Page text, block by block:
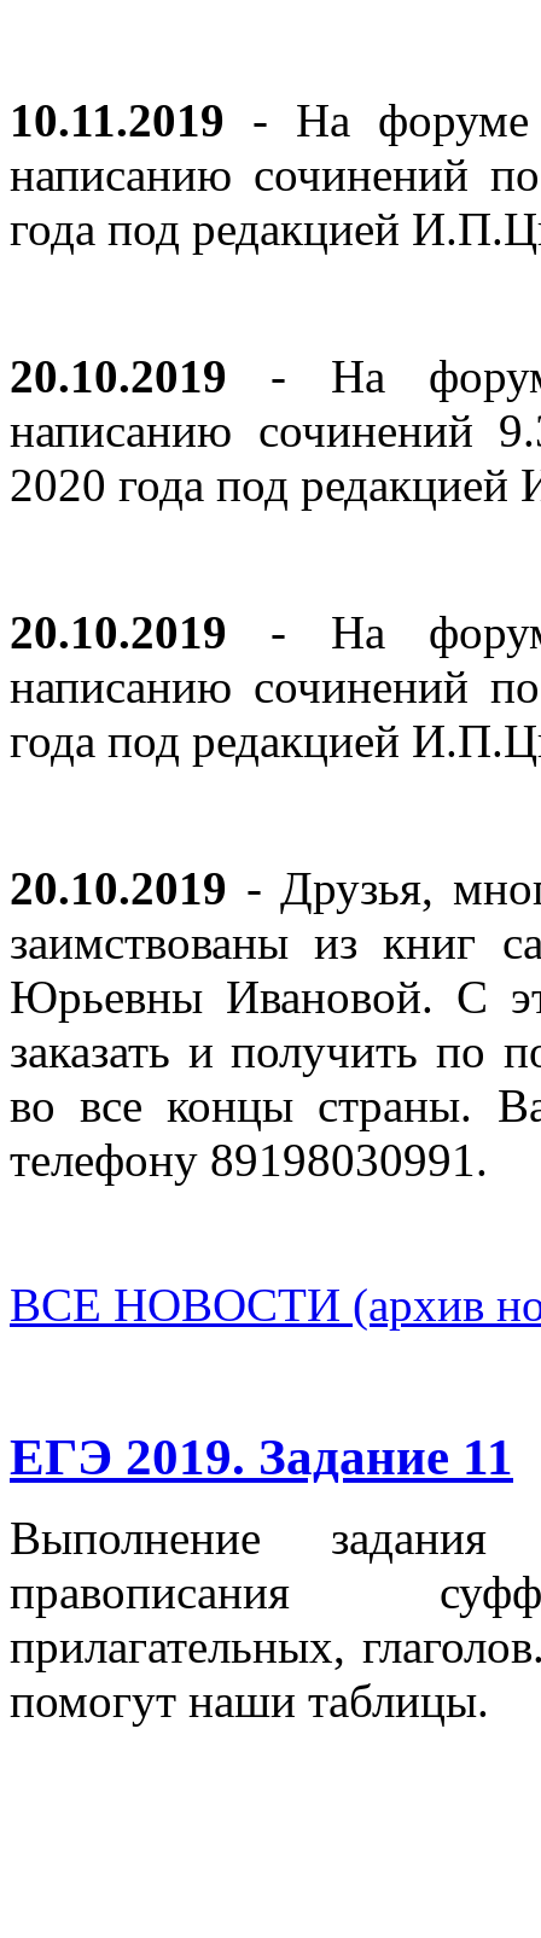
10.11.2019 - На форуме
написанию сочинений
года под редакцией
20.10.2019 - На
написанию сочинений
2020 года под
20.10.2019 - На
написанию сочинений
года под редакцией
20.10.2019 - Друзья,
заимствованы из книг
Юрьевны Ивановой. С
заказать и получить по
во все концы страны.
телефону 89198030991.
ВСЕ НОВОСТИ (архив
ЕГЭ 2019. Задание 11
Выполнение
правописания
прилагательных,
помогут наши таблицы.